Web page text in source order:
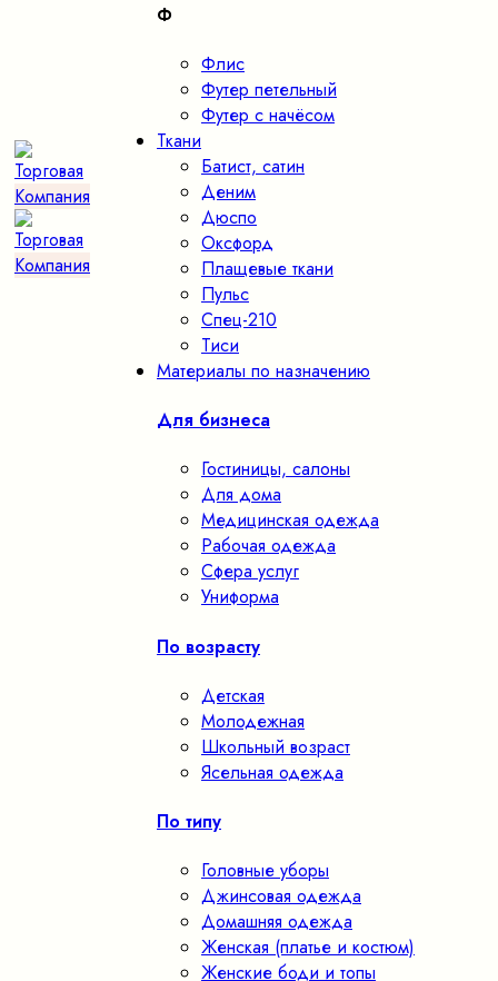
Ф
Флис
Футер петельный
Футер с начёсом
Ткани
Батист, сатин
Деним
Дюспо
Оксфорд
Плащевые ткани
Пульс
Спец-210
Тиси
Материалы по назначению
Для бизнеса
Гостиницы, салоны
Для дома
Медицинская одежда
Рабочая одежда
Сфера услуг
Униформа
По возрасту
Детская
Молодежная
Школьный возраст
Ясельная одежда
По типу
Головные уборы
Джинсовая одежда
Домашняя одежда
Женская (платье и костюм)
Женские боди и топы